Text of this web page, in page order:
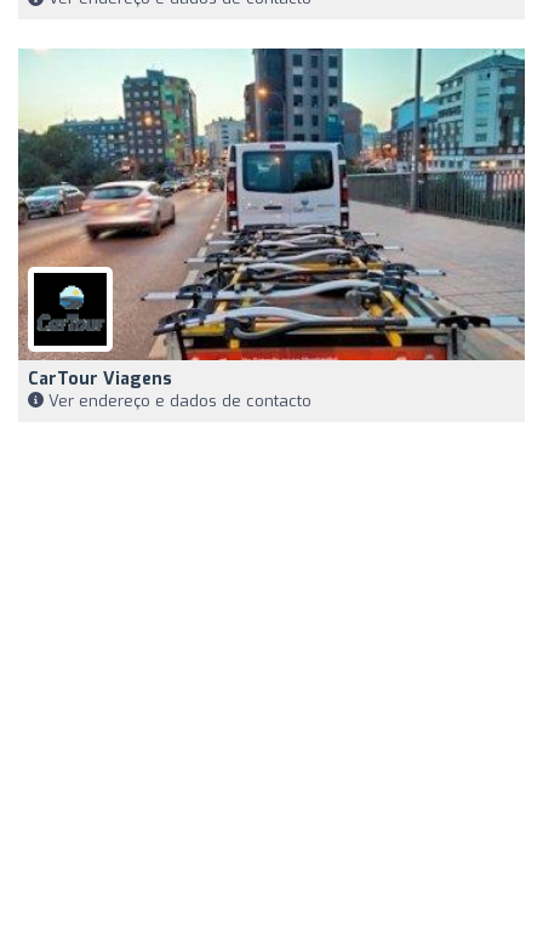
CarTour Viagens
Ver endereço e dados de contacto